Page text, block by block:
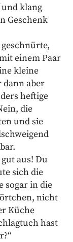
klang
Geschenk
einem Paar
kleine
dann aber
heftige
die
und sie
aus! Du
sich die
sogar in die
nicht
Küche
hast